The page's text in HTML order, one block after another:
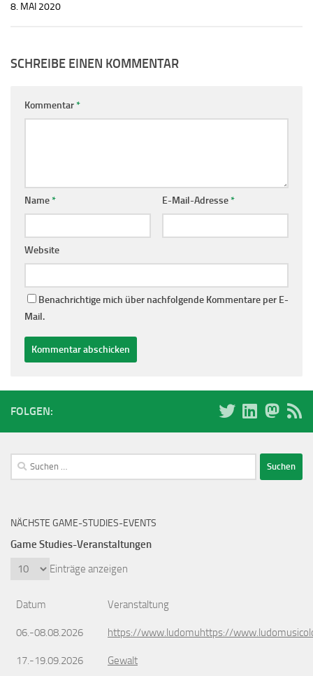
8. MAI 2020
SCHREIBE EINEN KOMMENTAR
Kommentar*
Name* E-Mail-Adresse*
Website
Benachrichtige mich über nachfolgende Kommentare per E-
Mail.
FOLGEN:
Suchen
nach:
NÄCHSTE GAME-STUDIES-EVENTS
Game Studies-Veranstaltungen
Einträge anzeigen
Datum Veranstaltung
06.-08.08.2026 https://www.ludomuhttps://
17.-19.09.2026 Gewalt